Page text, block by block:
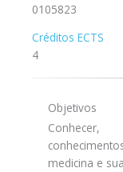
0105823
Créditos ECTS
4
Objetivos
Conhecer,
medicina e